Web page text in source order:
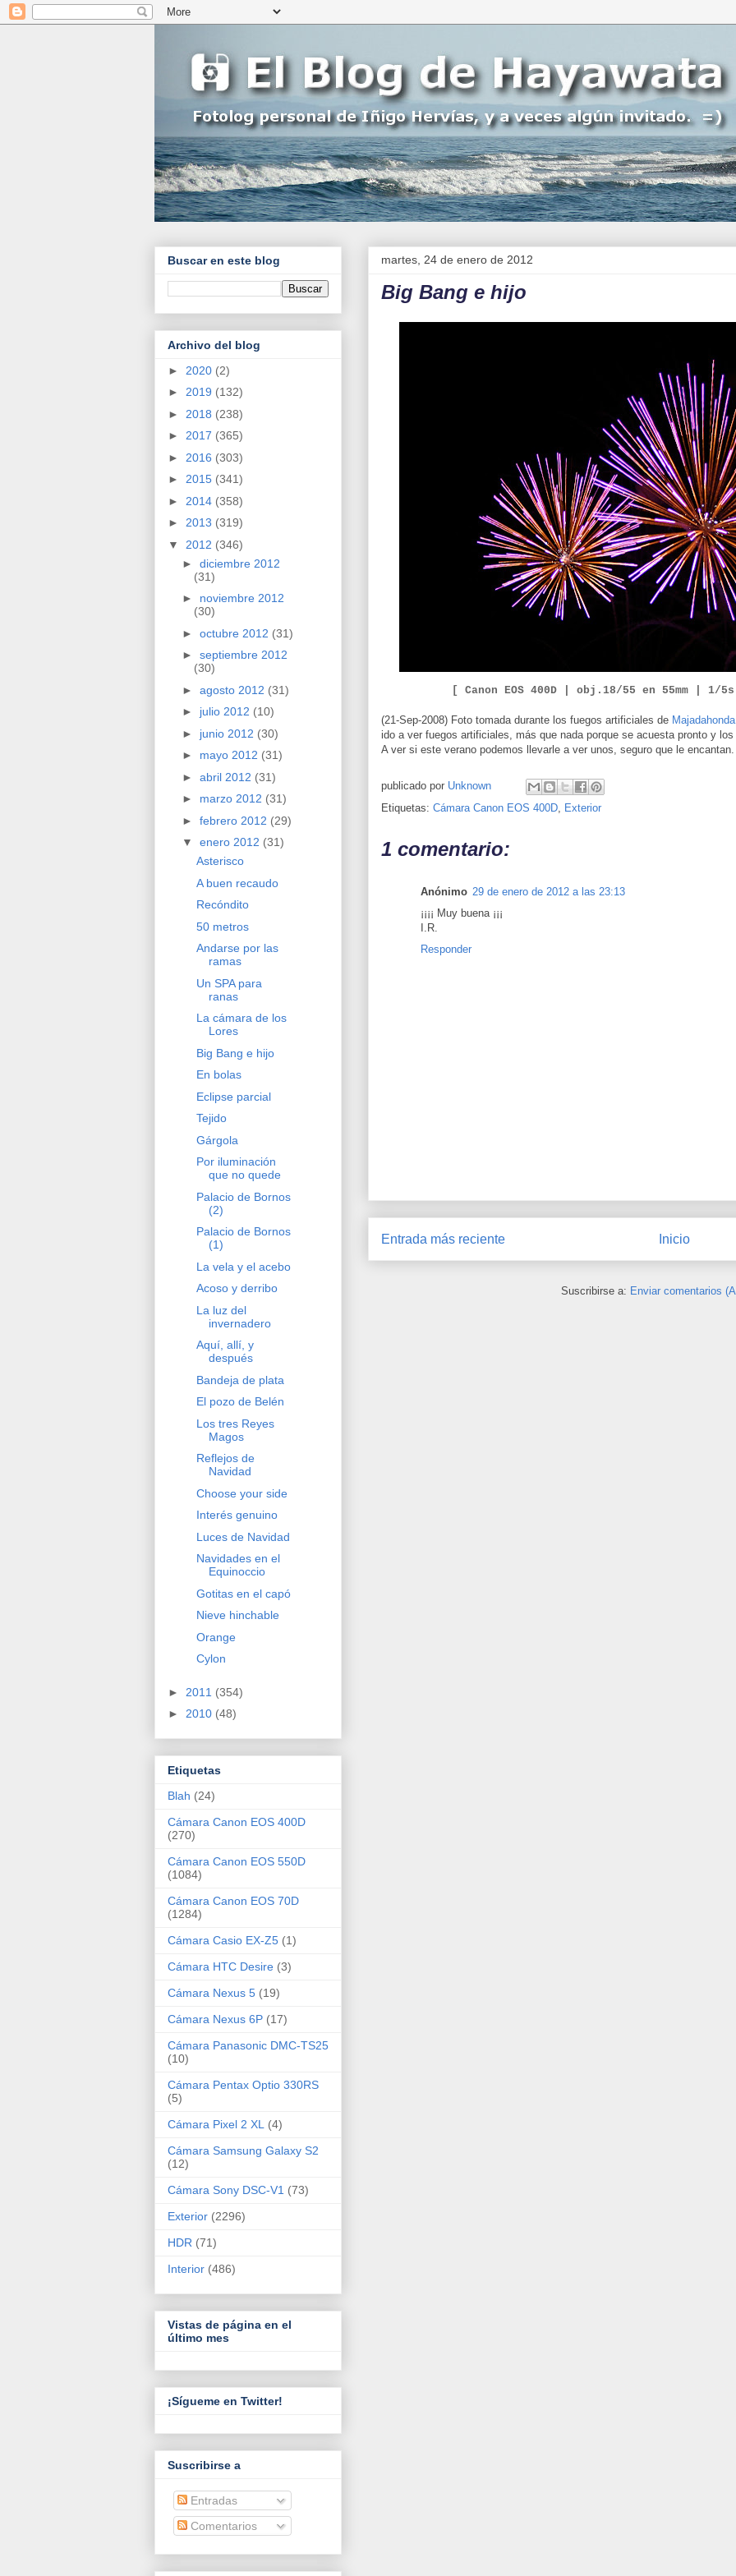
martes, 24 de enero de 2012
Big Bang e hijo
[ Canon EOS 400D | obj.18/55 en 55mm |
(21-Sep-2008) Foto tomada durante los fuegos artificiales de Majadahonda
ido a ver fuegos artificiales, más que nada porque se acuesta pronto y
A ver si este verano podemos llevarle a ver unos, seguro que le
publicado por Unknown
Etiquetas: Cámara Canon EOS 400D, Exterior
1 comentario:
Anónimo 29 de enero de 2012 a las 23:13
¡¡¡¡ Muy buena ¡¡¡
I.R.
Responder
Entrada más reciente Inicio
Suscribirse a: Enviar comentarios
Buscar en este blog
Archivo del blog
► 2020 (2)
► 2019 (132)
► 2018 (238)
► 2017 (365)
► 2016 (303)
► 2015 (341)
► 2014 (358)
► 2013 (319)
▼ 2012 (346)
► diciembre 2012
(31)
► noviembre 2012
(30)
► octubre 2012 (31)
► septiembre 2012
(30)
► agosto 2012 (31)
► julio 2012 (10)
► junio 2012 (30)
► mayo 2012 (31)
► abril 2012 (31)
► marzo 2012 (31)
► febrero 2012 (29)
▼ enero 2012 (31)
Asterisco
A buen recaudo
Recóndito
50 metros
Andarse por las
ramas
Un SPA para
ranas
La cámara de los
Lores
Big Bang e hijo
En bolas
Eclipse parcial
Tejido
Gárgola
Por iluminación
que no quede
Palacio de Bornos
(2)
Palacio de Bornos
(1)
La vela y el acebo
Acoso y derribo
La luz del
invernadero
Aquí, allí, y
después
Bandeja de plata
El pozo de Belén
Los tres Reyes
Magos
Reflejos de
Navidad
Choose your side
Interés genuino
Luces de Navidad
Navidades en el
Equinoccio
Gotitas en el capó
Nieve hinchable
Orange
Cylon
► 2011 (354)
► 2010 (48)
Etiquetas
Blah (24)
Cámara Canon EOS 400D
(270)
Cámara Canon EOS 550D
(1084)
Cámara Canon EOS 70D
(1284)
Cámara Casio EX-Z5 (1)
Cámara HTC Desire (3)
Cámara Nexus 5 (19)
Cámara Nexus 6P (17)
Cámara Panasonic DMC-TS25
(10)
Cámara Pentax Optio 330RS
(5)
Cámara Pixel 2 XL
(4)
Cámara Samsung Galaxy S2
(12)
Cámara Sony DSC-V1 (73)
Exterior (2296)
HDR (71)
Interior (486)
Vistas de página en el
último mes
¡Sígueme en Twitter!
Suscribirse a
Entradas
Comentarios